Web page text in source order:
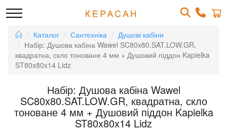
Каталог Сантехніка
Душові кабіни
Набір: Душова кабіна Wawel SC80x80.SAT.LOW.GR,
квадратна, скло тоноване 4 мм + Душовий піддон Kapielka
ST80x80x14 Lidz
Набір: Душова кабіна Wawel
SC80x80.SAT.LOW.GR, квадратна, скло
тоноване 4 мм + Душовий піддон Kapielka
ST80x80x14 Lidz